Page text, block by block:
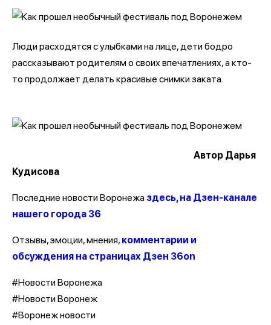
Люди расходятся с улыбками на лице, дети бодро
рассказывают родителям о своих впечатлениях, а кто-
то продолжает делать красивые снимки заката.
Автор Дарья
Кудисова
Последние новости Воронежа здесь, на Дзен-канале
нашего города 36
Отзывы, эмоции, мнения, комментарии и
обсуждения на страницах Дзен 36on
#Новости Воронежа
#Новости Воронеж
#Воронеж новости